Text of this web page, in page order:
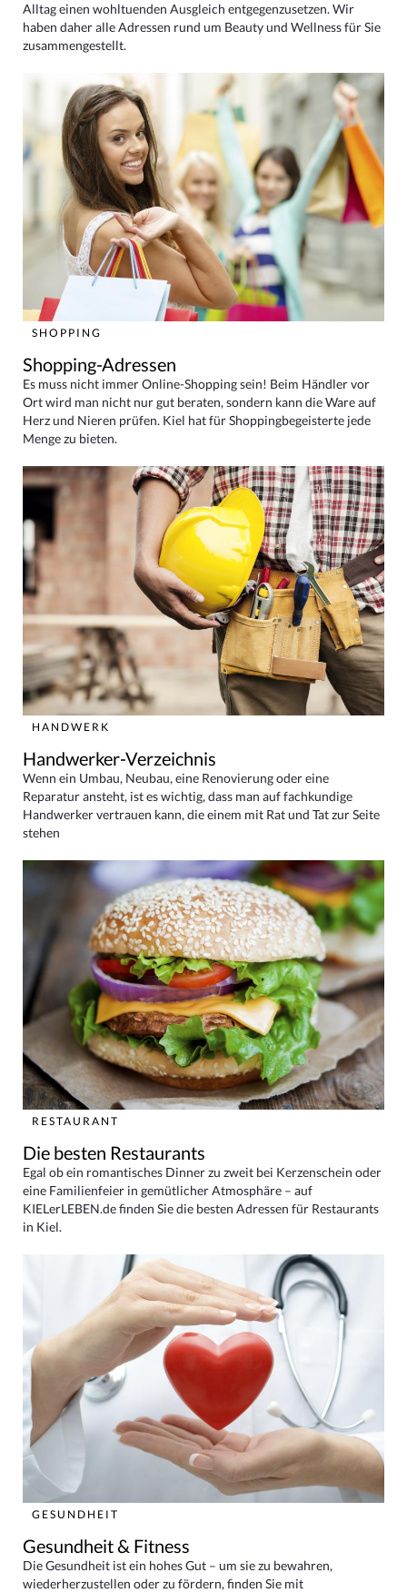
Alltag einen wohltuenden Ausgleich entgegenzusetzen. Wir
haben daher alle Adressen rund um Beauty und Wellness für Sie
zusammengestellt.
SHOPPING
Shopping-Adressen
Es muss nicht immer Online-Shopping sein! Beim Händler vor
Ort wird man nicht nur gut beraten, sondern kann die Ware auf
Herz und Nieren prüfen. Kiel hat für Shoppingbegeisterte jede
Menge zu bieten.
HANDWERK
Handwerker-Verzeichnis
Wenn ein Umbau, Neubau, eine Renovierung oder eine
Reparatur ansteht, ist es wichtig, dass man auf fachkundige
Handwerker vertrauen kann, die einem mit Rat und Tat zur Seite
stehen
RESTAURANT
Die besten Restaurants
Egal ob ein romantisches Dinner zu zweit bei Kerzenschein oder
eine Familienfeier in gemütlicher Atmosphäre – auf
KIELerLEBEN.de finden Sie die besten Adressen für Restaurants
in Kiel.
GESUNDHEIT
Gesundheit & Fitness
Die Gesundheit ist ein hohes Gut – um sie zu bewahren,
wiederherzustellen oder zu fördern, finden Sie mit